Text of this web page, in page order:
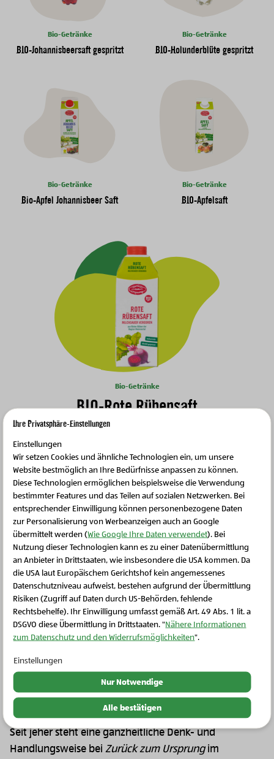
Bio-Getränke
BIO-Johannisbeersaft gespritzt
Bio-Getränke
BIO-Holunderblüte gespritzt
Bio-Getränke
Bio-Apfel Johannisbeer Saft
Bio-Getränke
BIO-Apfelsaft
Bio-Getränke
BIO-Rote Rübensaft
Bio-Getränke
Bio-Karottensaft
Bio-Getränke
BIO-Apfel Birnen Saft
Seit jeher steht eine ganzheitliche Denk- und
Handlungsweise bei Zurück zum Ursprungim
Schließen Sie dieses Feld
Ihre Privatsphäre-Einstellungen
Einstellungen
Wir setzen Cookies und ähnliche Technologien ein, um unsere
Website bestmöglich an Ihre Bedürfnisse anpassen zu können.
Diese Technologien ermöglichen beispielsweise die Verwendung
bestimmter Features und das Teilen auf sozialen Netzwerken. Bei
entsprechender Einwilligung können personenbezogene Daten
zur Personalisierung von Werbeanzeigen auch an Google
übermittelt werden (Wie Google Ihre Daten verwendet). Bei
Nutzung dieser Technologien kann es zu einer Datenübermittlung
an Anbieter in Drittstaaten, wie insbesondere die USA kommen. Da
die USA laut Europäischem Gerichtshof kein angemessenes
Datenschutzniveau aufweist, bestehen aufgrund der Übermittlung
Risiken (Zugriff auf Daten durch US-Behörden, fehlende
Rechtsbehelfe). Ihr Einwilligung umfasst gemäß Art. 49 Abs. 1 lit. a
DSGVO diese Übermittlung in Drittstaaten. "Nähere Informationen
zum Datenschutz und den Widerrufsmöglichkeiten".
Einstellungen
Nur Notwendige
Alle bestätigen